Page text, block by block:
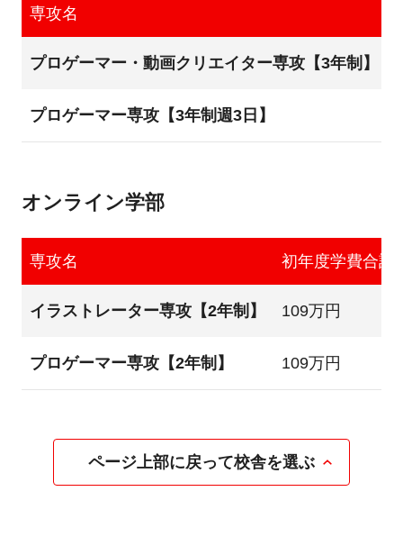
専攻名
プロゲーマー・動画クリエイター専攻【3年制】
プロゲーマー専攻【3年制週3日】
オンライン学部
専攻名 初年度学費合計
イラストレーター専攻【2年制】 109万円
プロゲーマー専攻【2年制】 109万円
ページ上部に戻って校舎を選ぶ